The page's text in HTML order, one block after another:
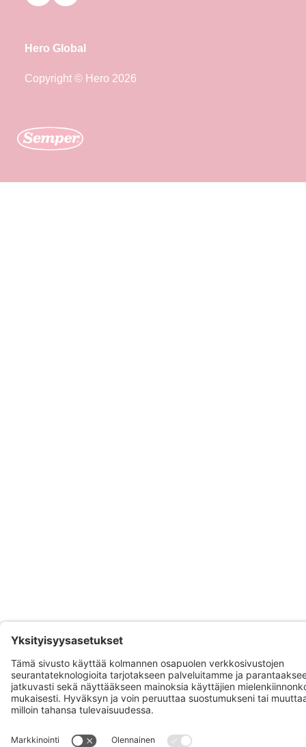
Hero Global
Copyright © Hero 2026